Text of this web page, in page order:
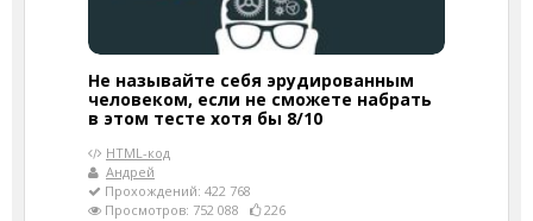
Не называйте себя эрудированным
человеком, если не сможете набрать
в этом тесте хотя бы 8/10
HTML-код
Андрей
Прохождений: 422 768
Просмотров: 752 088
226